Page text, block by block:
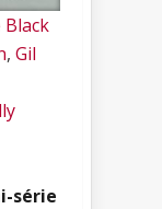
Black
, Gil
série